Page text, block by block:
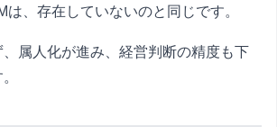
は、存在していないのと同じです。
属人化が進み、経営判断の精度も下